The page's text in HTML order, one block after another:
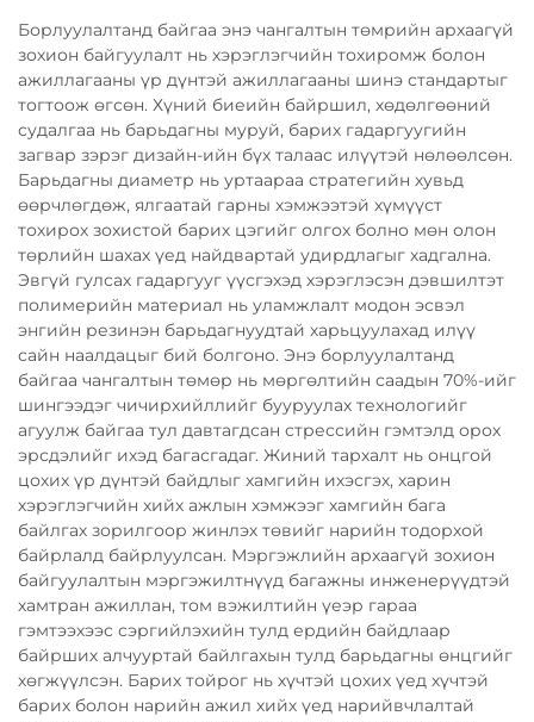
Борлуулалтанд байгаа энэ чангалтын төмрийн архаагүй
зохион байгуулалт нь хэрэглэгчийн тохиромж болон
ажиллагааны үр дүнтэй ажиллагааны шинэ стандартыг
тогтоож өгсөн. Хүний биеийн байршил, хөдөлгөөний
судалгаа нь барьдагны муруй, барих гадаргуугийн
загвар зэрэг дизайн-ийн бүх талаас илүүтэй нөлөөлсөн.
Барьдагны диаметр нь уртаараа стратегийн хувьд
өөрчлөгдөж, ялгаатай гарны хэмжээтэй хүмүүст
тохирох зохистой барих цэгийг олгох болно мөн олон
төрлийн шахах үед найдвартай удирдлагыг хадгална.
Эвгүй гулсах гадаргууг үүсгэхэд хэрэглэсэн дэвшилтэт
полимерийн материал нь уламжлалт модон эсвэл
энгийн резинэн барьдагнуудтай харьцуулахад илүү
сайн наалдацыг бий болгоно. Энэ борлуулалтанд
байгаа чангалтын төмөр нь мөргөлтийн саадын 70%-ийг
шингээдэг чичирхийллийг бууруулах технологийг
агуулж байгаа тул давтагдсан стрессийн гэмтэлд орох
эрсдэлийг ихэд багасгадаг. Жиний тархалт нь онцгой
цохих үр дүнтэй байдлыг хамгийн ихэсгэх, харин
хэрэглэгчийн хийх ажлын хэмжээг хамгийн бага
байлгах зорилгоор жинлэх төвийг нарийн тодорхой
байрлалд байрлуулсан. Мэргэжлийн архаагүй зохион
байгуулалтын мэргэжилтнүүд багажны инженерүүдтэй
хамтран ажиллан, том вэжилтийн үеэр гараа
гэмтээхээс сэргийлэхийн тулд ердийн байдлаар
байрших алчууртай байлгахын тулд барьдагны өнцгийг
хөгжүүлсэн. Барих тойрог нь хүчтэй цохих үед хүчтэй
барих болон нарийн ажил хийх үед нарийвчлалтай